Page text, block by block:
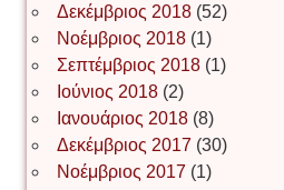
Іван Наконечний
Інга Короткевич
Δεκέμβριος 2018(52)
Νοέμβριος 2018(1)
Σεπτέμβριος 2018(1)
Ιούνιος 2018(2)
Ιανουάριος 2018(8)
Δεκέμβριος 2017 (30)
Νοέμβριος 2017 (1)